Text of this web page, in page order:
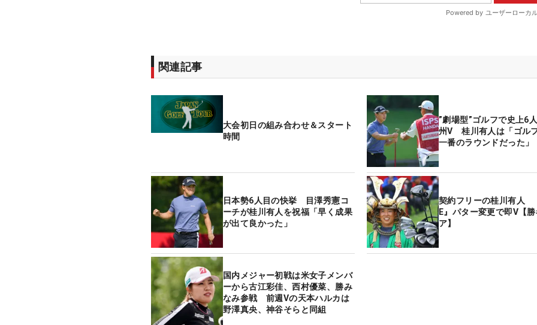
関連記事
大会初日の組み合わせ＆スタート
時間
”劇場型”ゴルフで史上6
州V 桂川有人は「ゴル
一番のラウンドだった」
日本勢6人目の快挙 目澤秀憲コ
ーチが桂川有人を祝福「早く成果
が出て良かった」
契約フリーの桂川有人
E』パター変更で即V【
ア】
国内メジャー初戦は米女子メンバ
ーから古江彩佳、西村優菜、勝み
なみ参戦 前週Vの天本ハルカは
野澤真央、神谷そらと同組